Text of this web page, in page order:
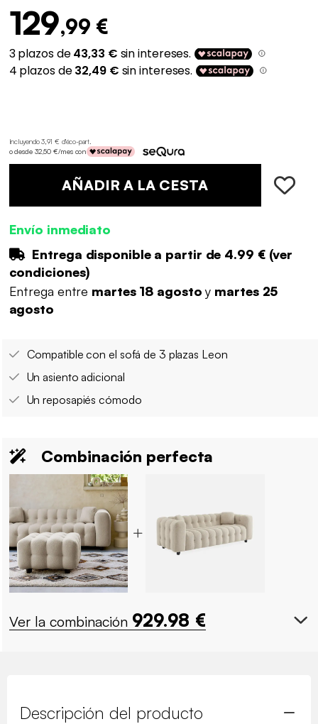
129,99 €
Incluyendo 3,91 € d'éco-part.
o desde 32,50 €/mes con
AÑADIR A LA CESTA
Envío inmediato
Entrega disponible a partir de 4.99 €(ver
condiciones)
Entrega entre martes 18 agostoy martes 25
agosto
Compatible con el sofá de 3 plazas Leon
Un asiento adicional
Un reposapiés cómodo
Combinación perfecta
Ver la combinación 929.98 €
Descripción del producto